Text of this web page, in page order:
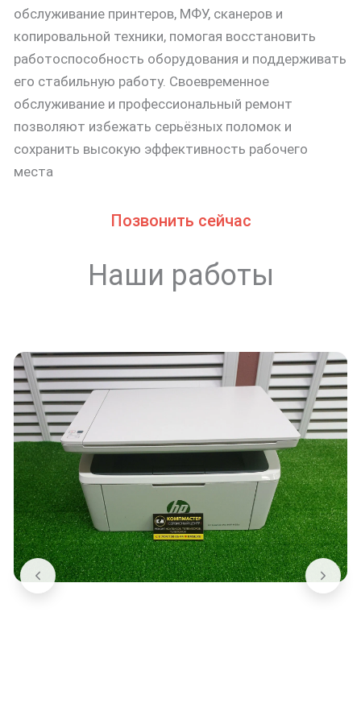
обслуживание принтеров, МФУ, сканеров и
копировальной техники, помогая восстановить
работоспособность оборудования и поддерживать
его стабильную работу. Своевременное
обслуживание и профессиональный ремонт
позволяют избежать серьёзных поломок и
сохранить высокую эффективность рабочего
места
Позвонить сейчас
Наши работы